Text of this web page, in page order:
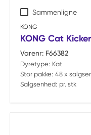
Sammenligne
KONG
KONG Cat
Varenr: F66382
Dyretype: Kat
Stor pakke: 48 x
Salgsenhed: pr. stk